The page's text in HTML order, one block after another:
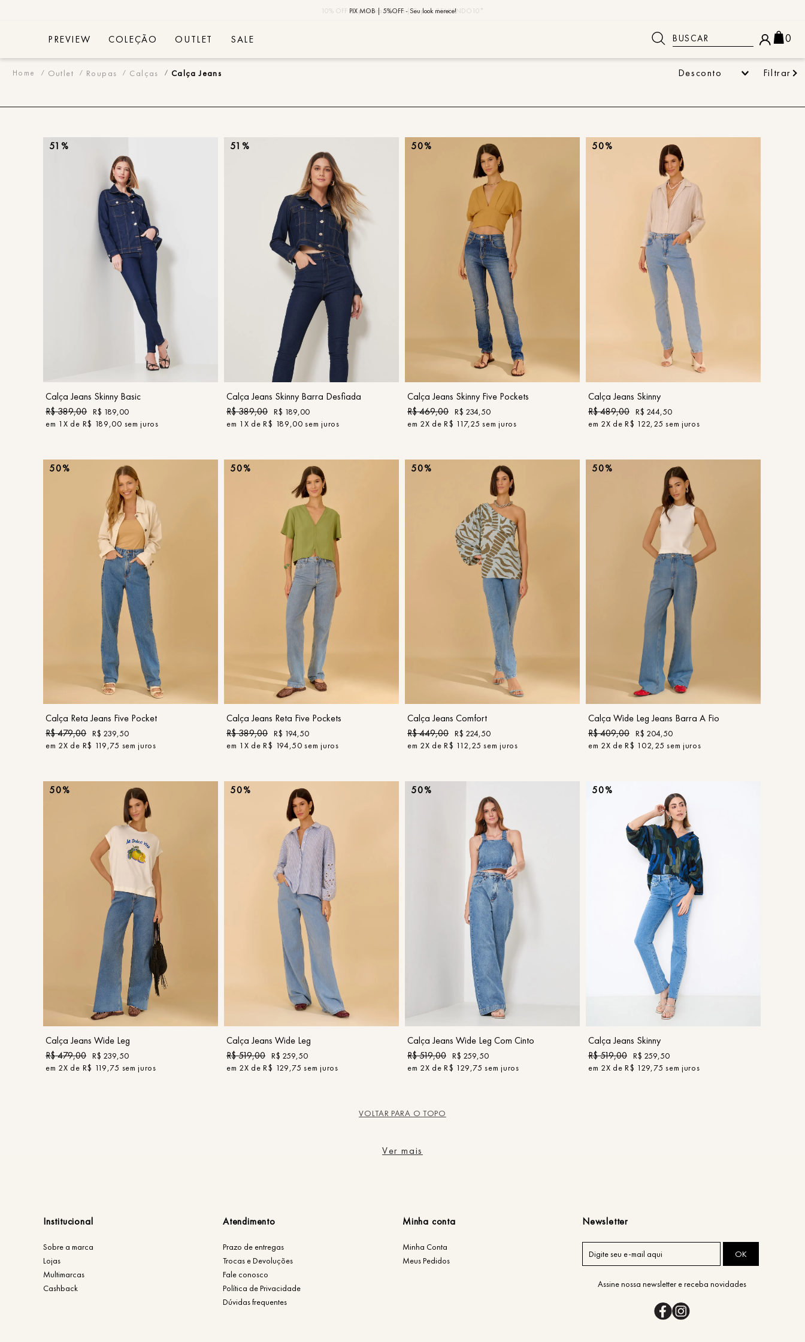
PIX MOB | 5%OFF - Seu look merece!
10% OFF na primeira compra | Cupom: BEMVINDO10*
MOB | Preview Índia
PREVIEW COLEÇÃO OUTLET SALE Buscar 0
Calça Jeans
Outlet Roupas Calças Calça Jeans Desconto Filtrar
51%
COMPRAR
Calça Jeans Skinny Basic
R$389,00 R$ 189,00
em 1X de R$ 189,00 sem juros
51%
COMPRAR
Calça Jeans Skinny Barra Desfiada
R$389,00 R$ 189,00
em 1 X deR$ 189,00 sem juros
50%
42 44
COMPRAR
Calça Jeans Skinny Five Pockets
R$469,00 R$ 234,50
em 2X deR$ 117,25 sem juros
50%
40 42
COMPRAR
Calça Jeans Skinny
R$489,00 R$ 244,50
em 2X deR$ 122,25 sem juros
50%
COMPRAR
Calça Reta Jeans Five Pocket
R$479,00 R$ 239,50
em 2X de R$ 119,75 sem juros
50%
42
COMPRAR
Calça Jeans Reta Five Pockets
R$389,00 R$ 194,50
em 1 X deR$ 194,50 sem juros
50%
42
COMPRAR
Calça Jeans Comfort
R$449,00 R$ 224,50
em 2X deR$ 112,25 sem juros
50%
44
COMPRAR
Calça Wide Leg Jeans Barra A Fio
R$409,00 R$ 204,50
em 2X deR$ 102,25 sem juros
50%
44
COMPRAR
Calça Jeans Wide Leg
R$479,00 R$ 239,50
em 2X de R$ 119,75 sem juros
50%
42 46
COMPRAR
Calça Jeans Wide Leg
R$519,00 R$ 259,50
em 2X deR$ 129,75 sem juros
50%
44
COMPRAR
Calça Jeans Wide Leg Com Cinto
R$519,00 R$ 259,50
em 2X deR$ 129,75 sem juros
50%
42
COMPRAR
Calça Jeans Skinny
R$519,00 R$ 259,50
em 2X deR$ 129,75 sem juros
VOLTAR PARA O TOPO
Ver mais
Institucional
Sobre a marca
Lojas
Multimarcas
Cashback
Atendimento
Prazo de entregas
Trocas e Devoluções
Fale conosco
Política de Privacidade
Dúvidas frequentes
Minha conta
Minha Conta
Meus Pedidos
Newsletter
OK
Assine nossa newsletter e receba novidades
1º vestido
3º
4
5º jaqueta
camisa
7º regata
8º macacao
9 calça jeans
10º tule